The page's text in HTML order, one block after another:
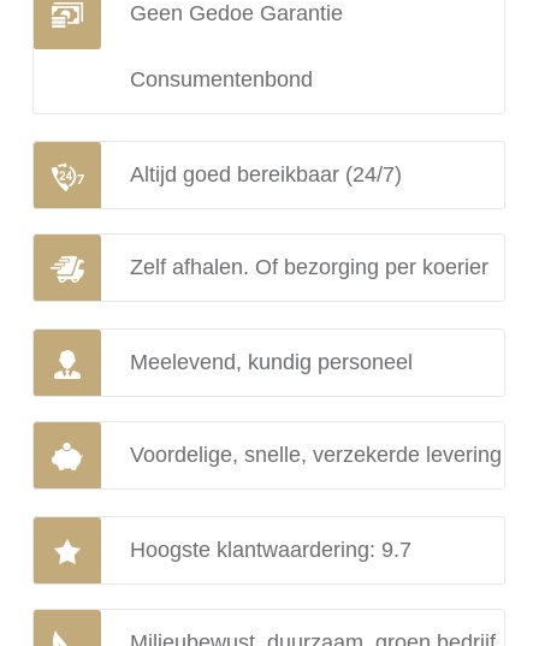
Geen Gedoe Garantie
Consumentenbond
Altijd goed bereikbaar (24/7)
Zelf afhalen. Of bezorging per koerier
Meelevend, kundig personeel
Voordelige, snelle, verzekerde levering
Hoogste klantwaardering: 9.7